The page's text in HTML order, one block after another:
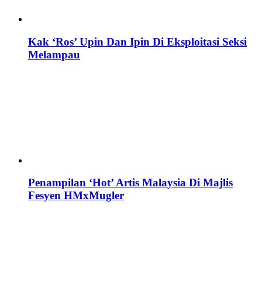
Kak ‘Ros’ Upin Dan Ipin Di Eksploitasi Seksi
Melampau
Penampilan ‘Hot’ Artis Malaysia Di Majlis
Fesyen HMxMugler